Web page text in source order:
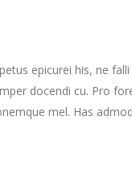
epicurei his, ne
docendi cu. Pro
mel. Has